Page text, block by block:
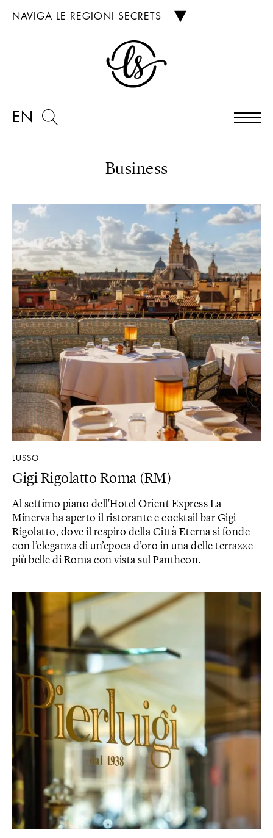
NAVIGA LE REGIONI SECRETS
EN
Business
LUSSO
Gigi Rigolatto Roma (RM)
Al settimo piano dell'Hotel Orient Express La
Minerva ha aperto il ristorante e cocktail bar Gigi
Rigolatto, dove il respiro della Città Eterna si fonde
con l’eleganza di un’epoca d’oro in una delle terrazze
più belle di Roma con vista sul Pantheon.